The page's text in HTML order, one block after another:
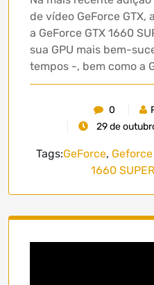
de vídeo GeForce GTX,
a GeForce GTX 1660
sua GPU mais bem-
tempos -, bem como a
0
29 de
Tags:GeForce,
1660 SUPER